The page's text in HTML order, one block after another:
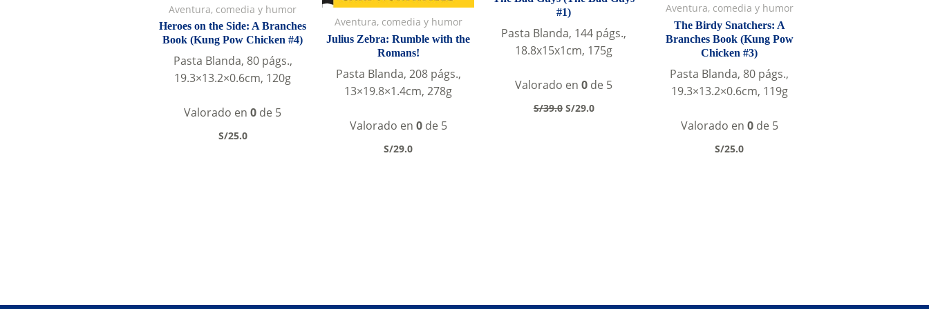
Aventura, comedia y humor
Heroes on the Side: A Branches
Book (Kung Pow Chicken #4)
Pasta Blanda, 80 págs.,
19.3×13.2×0.6cm, 120g
Valorado en0 de 5
S/25.0
Aventura, comedia y humor
Julius Zebra: Rumble with the
Romans!
Pasta Blanda, 208 págs.,
13×19.8×1.4cm, 278g
Valorado en 0de 5
S/29.0
#1)
Pasta Blanda, 144 págs.,
18.8x15x1cm, 175g
Valorado en0 de 5
S/39.0 Original
S/29.0Current
Aventura, comedia y humor
The Birdy Snatchers: A
Branches Book (Kung Pow
Chicken #3)
Pasta Blanda, 80 págs.,
19.3×13.2×0.6cm, 119g
Valorado en 0de 5
S/25.0